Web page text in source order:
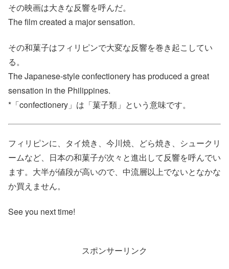
その映画は大きな反響を呼んだ。
The film created a major sensation.
その和菓子はフィリピンで大変な反響を巻き起こしてい
る。
The Japanese-style confectionery has produced a great
sensation in the Philippines.
*「confectionery」は「菓子類」という意味です。
フィリピンに、タイ焼き、今川焼、どら焼き、シュークリ
ームなど、日本の和菓子が次々と進出して反響を呼んでい
ます。大半が値段が高いので、中流層以上でないとなかな
か買えません。
See you next time!
スポンサーリンク